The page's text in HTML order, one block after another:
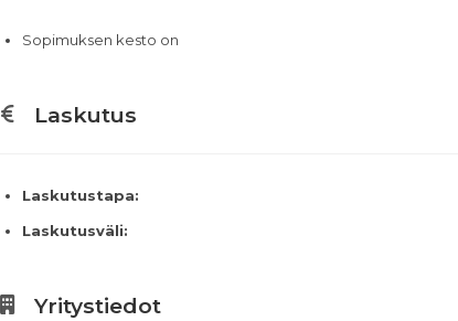
Sopimuksen kesto on
Laskutus
Laskutustapa:
Laskutusväli:
Yritystiedot